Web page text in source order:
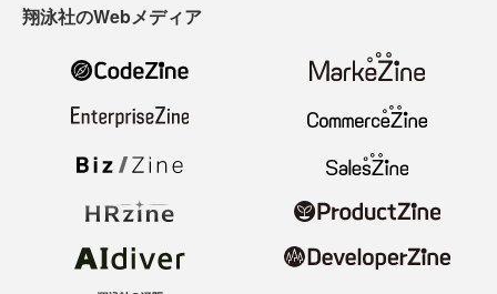
翔泳社のWebメディア